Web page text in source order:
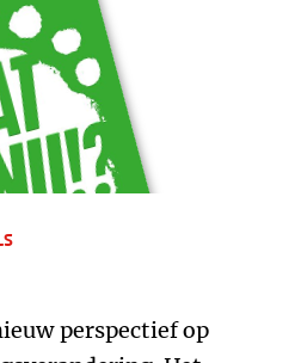
perspectief op